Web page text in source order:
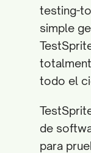
testing-
simple
todo el
de
para